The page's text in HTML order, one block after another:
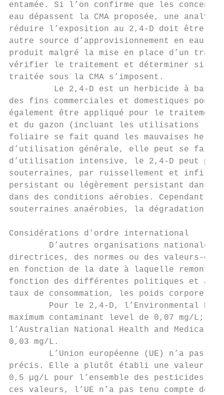
entamée. Si l’on confirme que les
eau dépassent la CMA proposée, une
réduire l’exposition au 2,4-D doit être
autre source d’approvisionnement en eau
produit malgré la mise en place d’un
vérifier le traitement et déterminer si des
traitée sous la CMA s’imposent.
Le 2,4-D est un herbicide à base
des fins commerciales et domestiques
également être appliqué pour le
et du gazon (incluant les utilisations
foliaire se fait quand les mauvaises
d’utilisation générale, elle peut se faire
d’utilisation intensive, le 2,4-D peut
souterraines, par ruissellement et
persistant ou légèrement persistant dans
dans des conditions aérobies. Cependant,
souterraines anaérobies, la dégradation
Considérations d’ordre international
D’autres organisations nationales
directrices, des normes ou des valeurs-
en fonction de la date à laquelle
fonction des différentes politiques et
taux de consommation, les poids
Pour le 2,4-D, l’Environmental
maximum contaminant level de 0,07 mg/L;
l’Australian National Health and Medical
0,03 mg/L.
L’Union européenne (UE) n’a pas
précis. Elle a plutôt établi une valeur de
0,5 µg/L pour l’ensemble des pesticides
ces valeurs, l’UE n’a pas tenu compte